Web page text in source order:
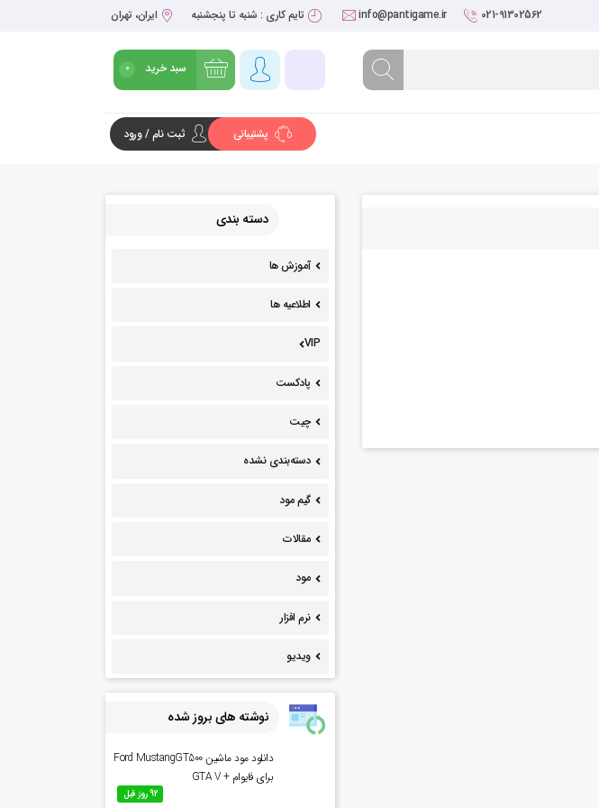
021-91302562
info@pantigame.ir تایم کاری : شنبه تا پنجشنبه ایران، تهران
سبد خرید 0
پشتیبانی ثبت نام / ورود
دسته بندی
آموزش ها
اطلاعیه ها
VIP
پادکست
چیت
دسته‌بندی نشده
گیم مود
مقالات
مود
نرم افزار
ویدیو
نوشته های بروز شده
دانلود مود ماشین Ford MustangGT500
برای فایوام + GTA V
92 روز قبل